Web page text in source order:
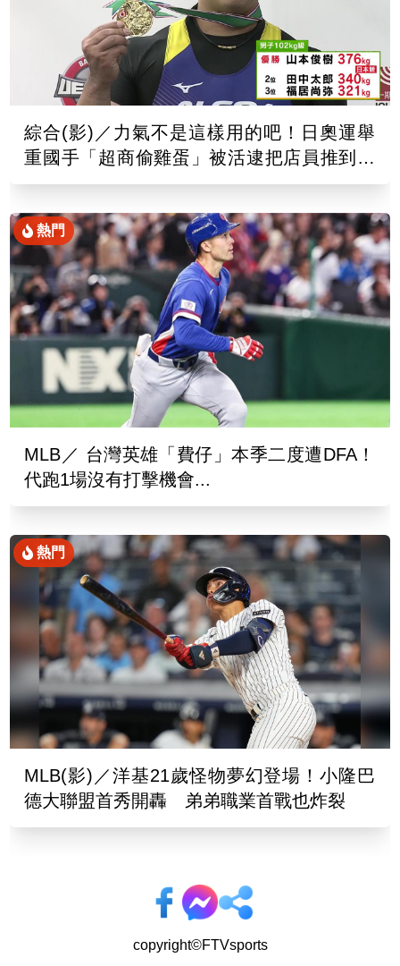
綜合(影)／力氣不是這樣用的吧！日奧運舉
重國手「超商偷雞蛋」被活逮把店員推到骨
折
熱門
MLB／ 台灣英雄「費仔」本季二度遭DFA！
代跑1場沒有打擊機會...
熱門
MLB(影)／洋基21歲怪物夢幻登場！小隆巴
德大聯盟首秀開轟 弟弟職業首戰也炸裂
copyright©FTVsports